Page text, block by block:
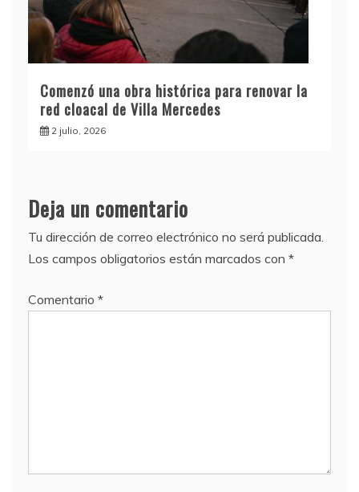
Comenzó una obra histórica para renovar la
red cloacal de Villa Mercedes
2 julio, 2026
Deja un comentario
Tu dirección de correo electrónico no será publicada.
Los campos obligatorios están marcados con *
Comentario *